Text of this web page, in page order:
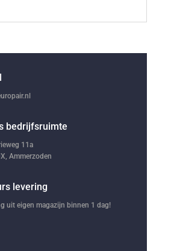
bedrijfsruimte
11a
Ammerzoden
levering
uit eigen magazijn binnen 1 dag!